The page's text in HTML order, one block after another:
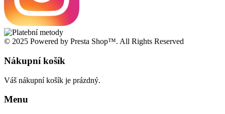
© 2025 Powered by Presta Shop™. All Rights Reserved
Nákupní košík
Váš nákupní košík je prázdný.
Menu